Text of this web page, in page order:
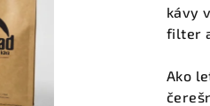
kávy
filter
Ako